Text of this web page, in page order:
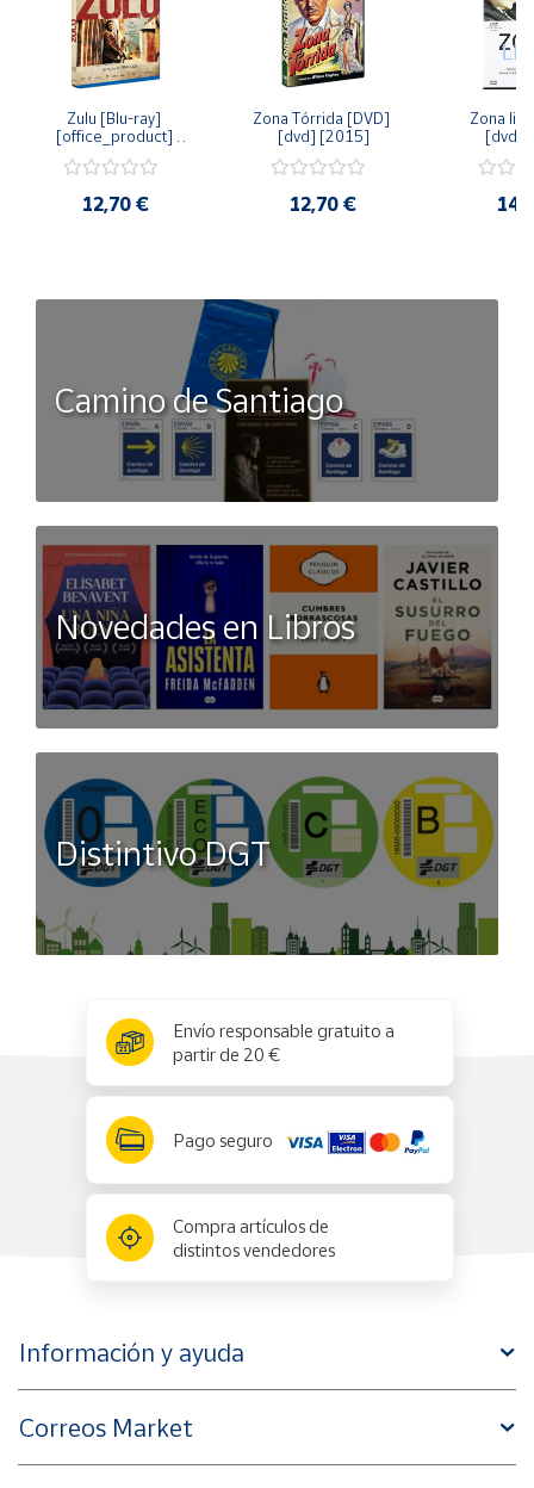
Zulu [Blu-ray]
[office_product]
12,70 €
Zona Tórrida [DVD]
[dvd] [2015]
12,70 €
Zona
[dvd]
Camino de Santiago
Novedades en Libros
Distintivo DGT
Envío responsable gratuito a
partir de 20 €
Pago seguro
Compra artículos de
distintos vendedores
Información y ayuda
Correos Market